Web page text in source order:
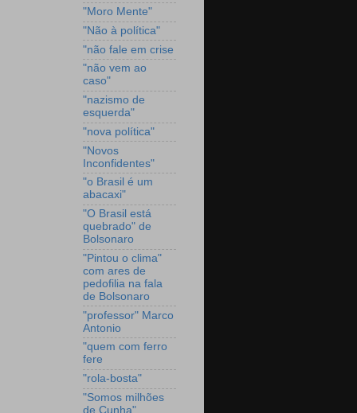
"Moro Mente"
"Não à política"
"não fale em crise
"não vem ao
caso"
"nazismo de
esquerda"
"nova política"
"Novos
Inconfidentes"
"o Brasil é um
abacaxi"
"O Brasil está
quebrado" de
Bolsonaro
"Pintou o clima"
com ares de
pedofilia na fala
de Bolsonaro
"professor" Marco
Antonio
"quem com ferro
fere
"rola-bosta"
"Somos milhões
de Cunha"